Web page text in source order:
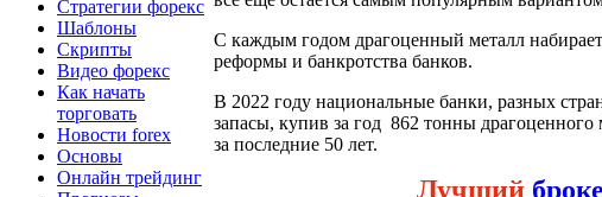
Стратегии форекс
Шаблоны
Скрипты
Видео форекс
Как начать
торговать
Новости forex
Основы
Онлайн трейдинг
С каждым годом драгоценный металл
реформы и банкротства банков.
В 2022 году национальные банки, разных
запасы, купив за год 862 тонны драгоценного
за последние 50 лет.
Лучший